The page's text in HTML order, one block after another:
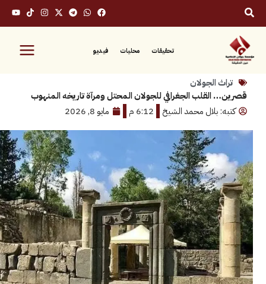
محليات فيديو
الجولان
الجغرافي للجولان المحتل ومرآة تاريخه المنهوب
بلال محمد الشيخ
6:12 م مايو 8, 2026